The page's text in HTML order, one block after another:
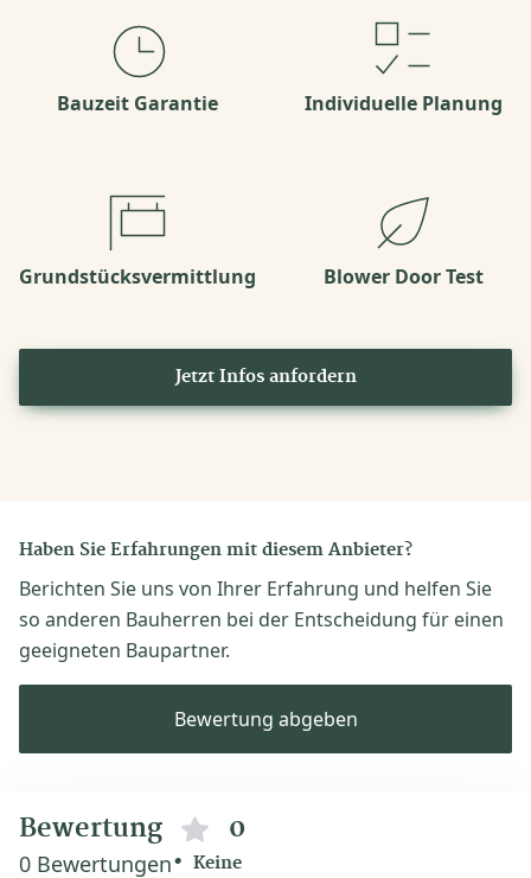
Bauzeit Garantie Individuelle Planung
Grundstücksvermittlung Blower Door Test
Jetzt Infos anfordern
Haben Sie Erfahrungen mit diesem Anbieter?
Berichten Sie uns von Ihrer Erfahrung und helfen Sie
so anderen Bauherren bei der Entscheidung für einen
geeigneten Baupartner.
Bewertung abgeben
Bewertung 0
0 Bewertungen Keine